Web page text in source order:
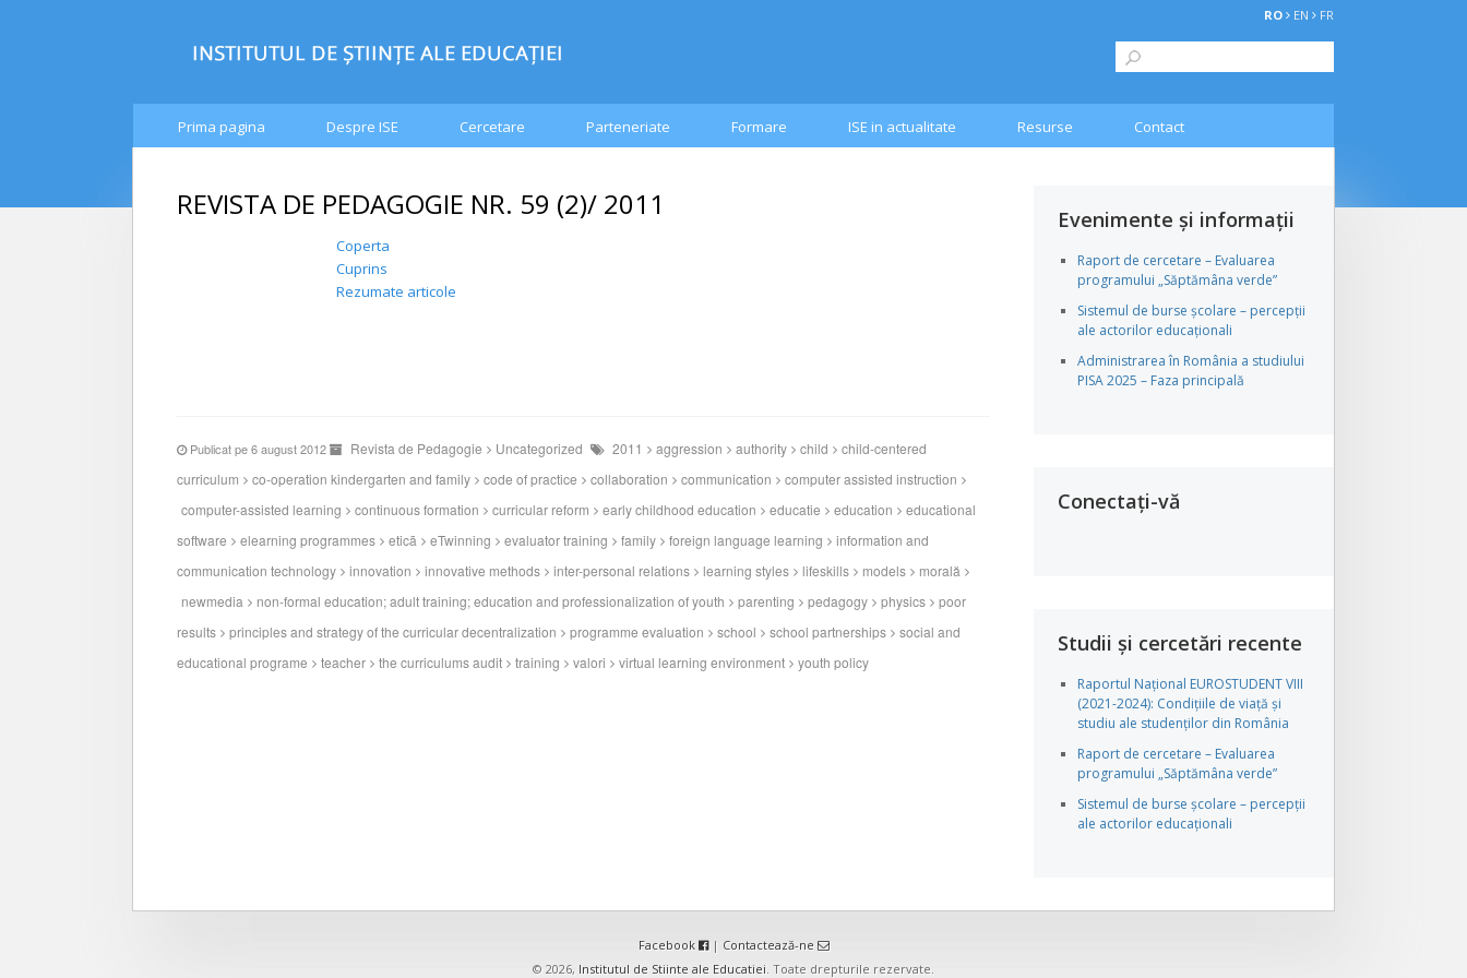
RO EN FR
Prima pagina Despre ISE Cercetare Parteneriate Formare ISE in actualitate Resurse Contact
REVISTA DE PEDAGOGIE NR. 59 (2)/ 2011
Coperta
Cuprins
Rezumate articole
Publicat pe 6 august 2012 Revista de Pedagogie Uncategorized 2011 aggression authority child
child-centered
curriculum
co-operation kindergarten and family code of practice collaboration communication
computer assisted instruction
computer-assisted learning
continuous formation curricular reform early childhood education educatie education
educational
software
elearning programmes eticã eTwinning evaluator training family foreign language learning
information and
communication technology
innovation innovative methods inter-personal relations learning styles lifeskills models
morală
newmedia
non-formal education; adult training; education and professionalization of youth parenting pedagogy physics
poor
results
principles and strategy of the curricular decentralization programme evaluation school school partnerships
social and
educational programe
teacher the curriculums audit training valori virtual learning environment youth policy
Evenimente și informații
Raport de cercetare – Evaluarea
programului „Săptămâna verde”
Sistemul de burse școlare – percepții
ale actorilor educaționali
Administrarea în România a studiului
PISA 2025 – Faza principală
Conectați-vă
Studii și cercetări recente
Raportul Național EUROSTUDENT VIII
(2021-2024): Condițiile de viață și
studiu ale studenților din România
Raport de cercetare – Evaluarea
programului „Săptămâna verde”
Sistemul de burse școlare – percepții
ale actorilor educaționali
Facebook | Contactează-ne
© 2026, Institutul de Stiinte ale Educatiei. Toate drepturile rezervate.